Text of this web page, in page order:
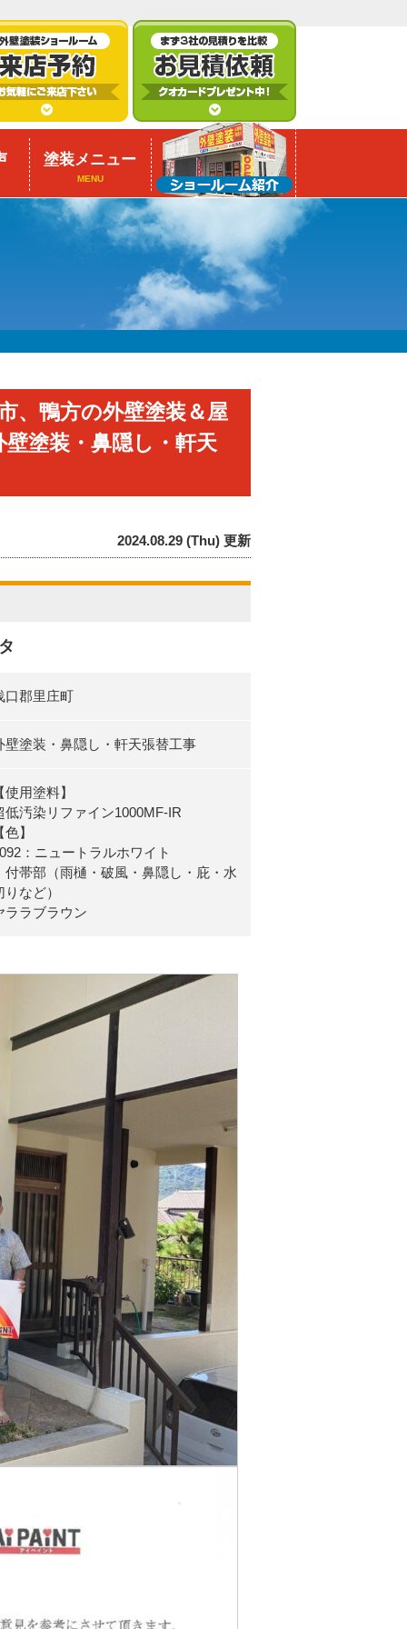
塗装メニュー
MENU
、鴨方の外壁塗装＆屋
塗装・鼻隠し・軒天
2024.08.29 (Thu) 更新
口郡里庄町
壁塗装・鼻隠し・軒天張替工事
使用塗料】
低汚染リファイン1000MF-IR
色】
：ニュートラルホワイト
付帯部（雨樋・破風・鼻隠し・庇・水
りなど）
ララブラウン